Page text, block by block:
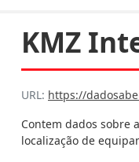
KMZ
URL: https://dadosabertos.artesp.sp.gov.br/dataset/
Contem dados sobre
localização de